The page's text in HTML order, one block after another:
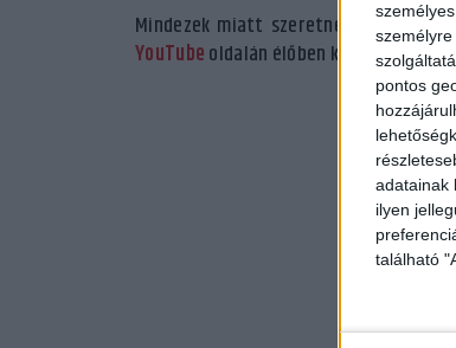
pontos
adatainak
ilyen
található
Mindezek miatt szeretnénk a
YouTubeoldalán élőben közvetítjük a